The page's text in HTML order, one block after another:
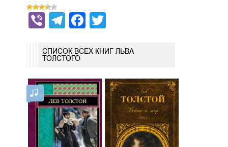
ViberTelegram
Facebook
СПИСОК ВСЕХ КНИГ ЛЬВА
ТОЛСТОГО